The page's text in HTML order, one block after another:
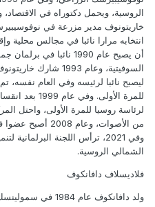
خاريتونوف مدير مزرعة في
انتخابه مرارا نائبا في مجالس محلية
أن يصبح عام 1990 نائبا في
السوفيتية، وعام
ليصبح نائبا لرئيسه وفي العام نفسه،
من الأصوات، وعام
وفي 2021، ترأس اللجنة
الشمالي الروسية.
فلاديسلاف دافانكوف
ولد دافانكوف عام